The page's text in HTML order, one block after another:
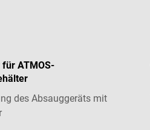
ATMOS-
des Absauggeräts mit